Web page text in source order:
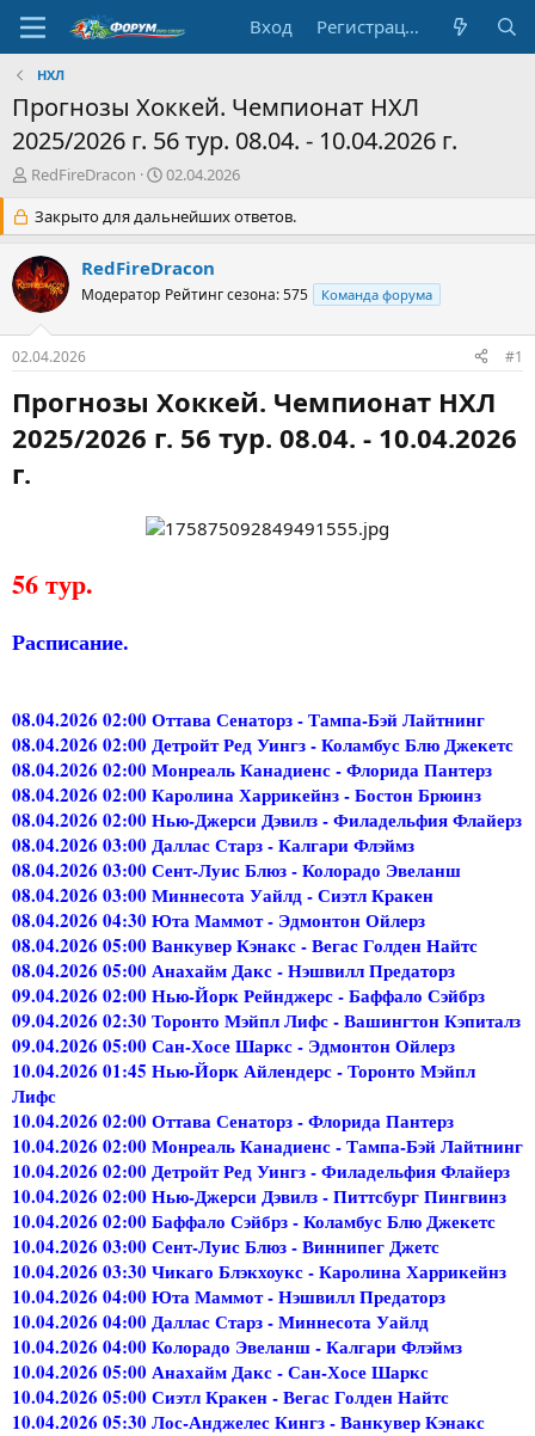
Вход Регистрация
НХЛ
Прогнозы Хоккей. Чемпионат НХЛ
2025/2026 г. 56 тур. 08.04. - 10.04.2026 г.
А
т
о
р
т
е
м
RedFireDracon
Д
т
а
а
ч
а
02.04.2026
Закрыто для дальнейших ответов.
RedFireDracon
Модератор Рейтинг сезона: 575 Команда форума
02.04.2026 #1
Прогнозы Хоккей. Чемпионат НХЛ
2025/2026 г. 56 тур. 08.04. - 10.04.2026
г.
56 тур.
Расписание.
08.04.2026 02:00 Оттава Сенаторз - Тампа-Бэй Лайтнинг
08.04.2026 02:00 Детройт Ред Уингз - Коламбус Блю Джекетс
08.04.2026 02:00 Монреаль Канадиенс - Флорида Пантерз
08.04.2026 02:00 Каролина Харрикейнз - Бостон Брюинз
08.04.2026 02:00 Нью-Джерси Дэвилз - Филадельфия Флайерз
08.04.2026 03:00 Даллас Старз - Калгари Флэймз
08.04.2026 03:00 Сент-Луис Блюз - Колорадо Эвеланш
08.04.2026 03:00 Миннесота Уайлд - Сиэтл Кракен
08.04.2026 04:30 Юта Маммот - Эдмонтон Ойлерз
08.04.2026 05:00 Ванкувер Кэнакс - Вегас Голден Найтс
08.04.2026 05:00 Анахайм Дакс - Нэшвилл Предаторз
09.04.2026 02:00 Нью-Йорк Рейнджерс - Баффало Сэйбрз
09.04.2026 02:30 Торонто Мэйпл Лифс - Вашингтон Кэпиталз
09.04.2026 05:00 Сан-Хосе Шаркс - Эдмонтон Ойлерз
10.04.2026 01:45 Нью-Йорк Айлендерс - Торонто Мэйпл
Лифс
10.04.2026 02:00 Оттава Сенаторз - Флорида Пантерз
10.04.2026 02:00 Монреаль Канадиенс - Тампа-Бэй Лайтнинг
10.04.2026 02:00 Детройт Ред Уингз - Филадельфия Флайерз
10.04.2026 02:00 Нью-Джерси Дэвилз - Питтсбург Пингвинз
10.04.2026 02:00 Баффало Сэйбрз - Коламбус Блю Джекетс
10.04.2026 03:00 Сент-Луис Блюз - Виннипег Джетс
10.04.2026 03:30 Чикаго Блэкхоукс - Каролина Харрикейнз
10.04.2026 04:00 Юта Маммот - Нэшвилл Предаторз
10.04.2026 04:00 Даллас Старз - Миннесота Уайлд
10.04.2026 04:00 Колорадо Эвеланш - Калгари Флэймз
10.04.2026 05:00 Анахайм Дакс - Сан-Хосе Шаркс
10.04.2026 05:00 Сиэтл Кракен - Вегас Голден Найтс
10.04.2026 05:30 Лос-Анджелес Кингз - Ванкувер Кэнакс